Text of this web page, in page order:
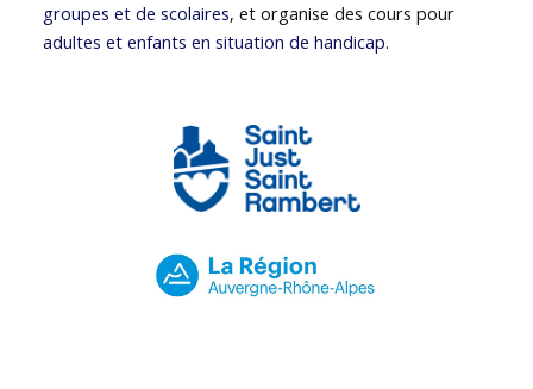
groupes et de scolaires, et organise des cours pour
adultes et enfants en situation de handicap.